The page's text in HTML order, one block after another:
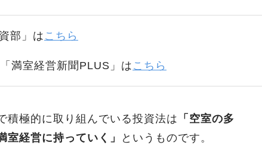
部」は こちら
満室経営新聞PLUS」は こちら
積極的に取り組んでいる投資法は 「空室の多
経営に持っていく」
というものです。